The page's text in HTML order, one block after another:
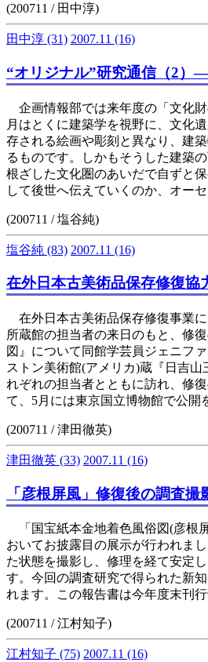
(200711 / 田中淳)
田中淳 (31) 2007.11 (16)
“オリジナル”研究通信（2）
企画情報部では来年度の「文化財
月はとくに建築学を視野に、文化
存される絵画や彫刻と異なり、建
るものです。しかもそうした建築
根ざした文化圏のあいだで自ずと
して後世へ伝えていくのか、オー
(200711 / 塩谷純)
塩谷純 (83) 2007.11 (16)
在外日本古美術品保存修復協
在外日本古美術品保存修復事業
所蔵館の担当者の来日のもと、修
図』について同館学芸員ジェニフ
ストン美術館(アメリカ)蔵『日吉
れぞれの担当者とともに訪れ、修
て、5月には東京国立博物館で公開
(200711 / 津田徹英)
津田徹英 (33) 2007.11 (16)
「彦根屏風」修復後の調査撮
「国宝紙本金地着色風俗図(彦根
おいてお披露目の展示が行われま
た状態を撮影し、修理を経て安定
す。今回の調査研究で得られた新
れます。この報告書は今年度末刊行
(200711 / 江村知子)
江村知子 (75) 2007.11 (16)